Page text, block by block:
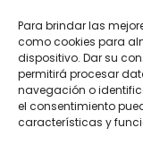
Para brindar las
como cookies para
dispositivo. Dar su
permitirá procesar
navegación o
el consentimiento
características y
Canal